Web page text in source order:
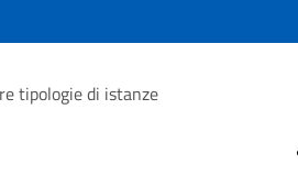
tipologie di istanze